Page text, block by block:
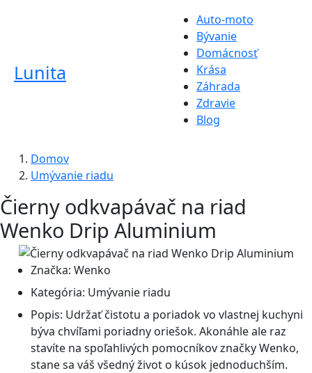
Lunita
Auto-moto
Bývanie
Domácnosť
Krása
Záhrada
Zdravie
Blog
Domov
Umývanie riadu
Čierny odkvapávač na riad
Wenko Drip Aluminium
Značka: Wenko
Kategória: Umývanie riadu
Popis: Udržať čistotu a poriadok vo vlastnej kuchyni
býva chvíľami poriadny oriešok. Akonáhle ale raz
stavíte na spoľahlivých pomocníkov značky Wenko,
stane sa váš všedný život o kúsok jednoduchším.